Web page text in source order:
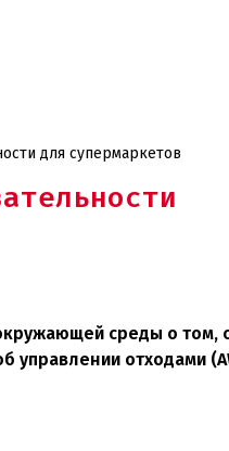
для супермаркетов
среды о том,
управлении отходами